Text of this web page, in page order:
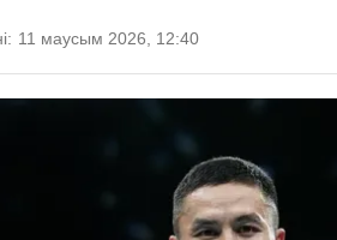
11 маусым 2026, 12:40